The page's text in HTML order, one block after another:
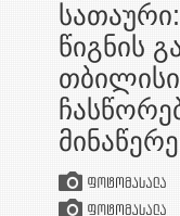
წიგნის